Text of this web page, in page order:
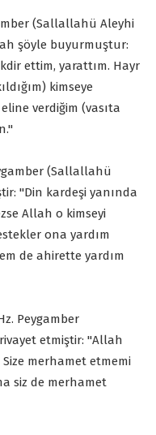
(Sallallahü Aleyhi
şöyle buyurmuştur:
ettim, yarattım. Hayr
kimseye
verdiğim (vasıta
(Sallallahü
"Din kardeşi yanında
Allah o kimseyi
ona yardım
de ahirette yardım
Peygamber
etmiştir: "Allah
merhamet etmemi
siz de merhamet